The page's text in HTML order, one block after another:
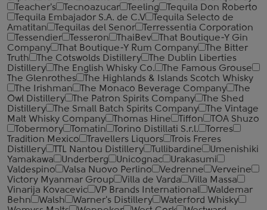
Teacher's
Tecnoazucar Teeling
Tequila Don Roberto
Tequila Embajador S.A. de C.V
Tequila Selecto de
Amatitan
Tequilas del Senor
Terressentia Corporation
Tessendier
Tesseron ThaiBev
That Boutique-Y Gin
Company
That Boutique-Y Rum Company
The Bitter
Truth
The Cotswolds Distillery
The Dublin Liberties
Distillery
The English Whisky Co.
The Famous Grouse
The Glenrothes
The Highlands & Islands Scotch Whisky
The Irishman
The Monaco Beverage Company
The
Owl Distillery
The Patron Spirits Company
The Shed
Distillery
The Small Batch Spirits Company
The Vintage
Malt Whisky Company
Thomas Hine Tiffon
TOA Shuzo
Tobermory
Tomatin Torino Distillati S.r.l.
Torres
Tradition Mexico
Travellers Liquors
Trois Freres
Distillery
TTL Nantou Distillery Tullibardine
Umenishiki
Yamakawa
Underberg Unicognac
Urakasumi
Valdespino
Valsa Nuovo Perlino Vedrenne
Verveine
Victory Myanmar Group
Villa de Varda
Villa Massa
Vinarija Kovacevic
VP Brands International
Waldemar
Behn
Walsh Warner's Distillery
Waterford Whisky